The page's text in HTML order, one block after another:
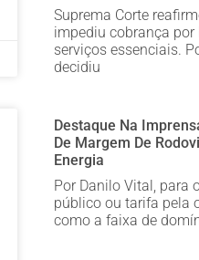
Suprema Corte
impediu cobrança
serviços essenciais.
decidiu
Destaque Na
De Margem De
Energia
Por Danilo Vital, para
público ou tarifa pela
como a faixa de